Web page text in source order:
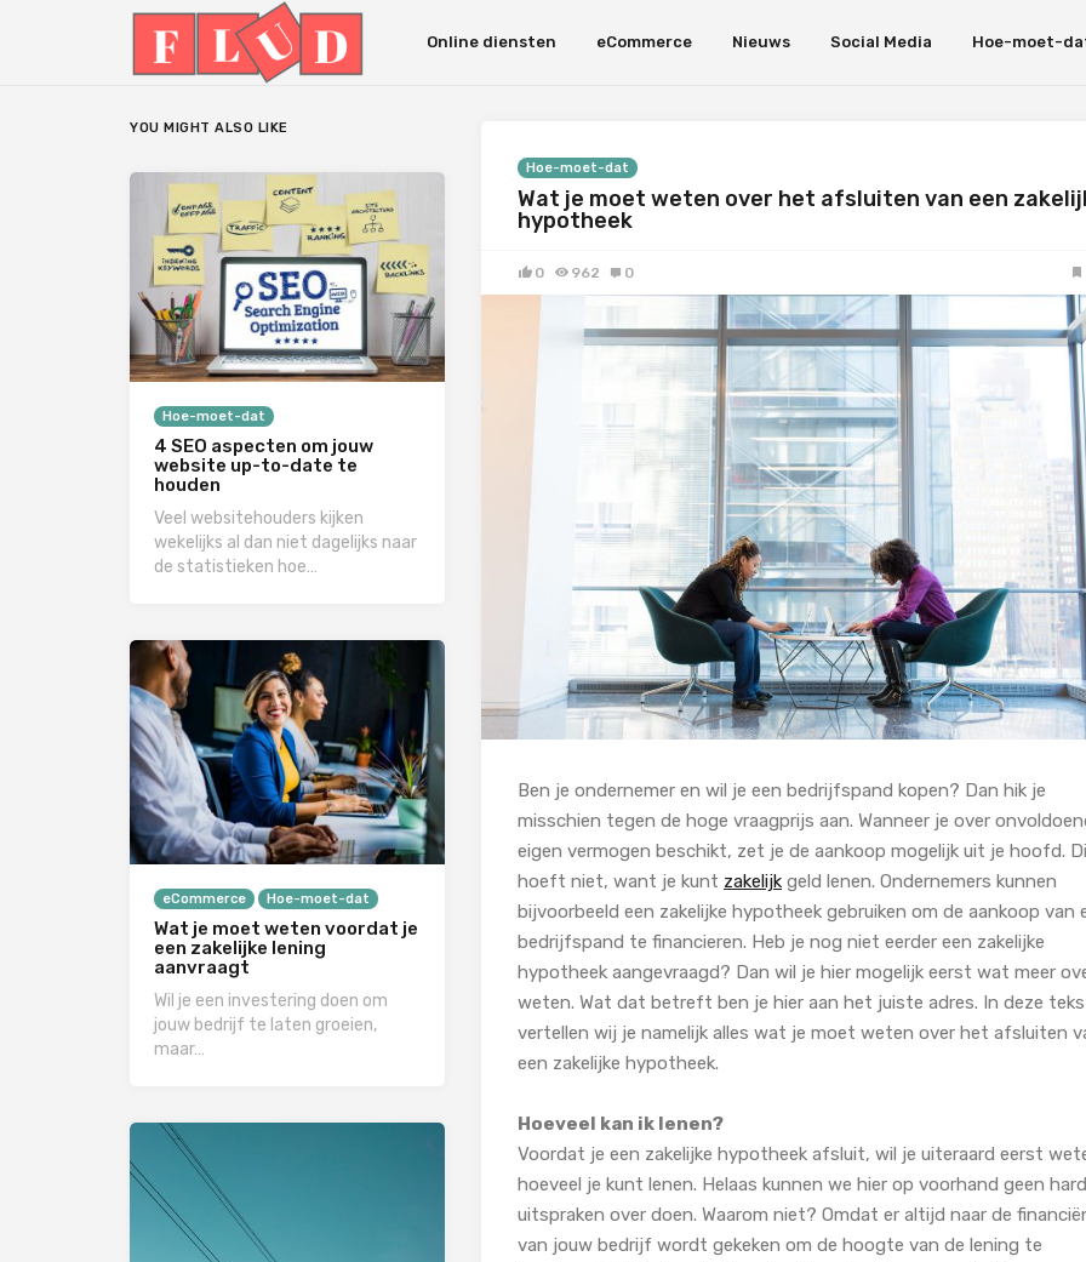
Online diensten eCommerce Nieuws Social Media Hoe-moet-
Hoe-moet-dat
Wat je moet weten over het afsluiten van een
hypotheek
0 962 0
Ben je ondernemer en wil je een bedrijfspand kopen? Dan hik je
misschien tegen de hoge vraagprijs aan. Wanneer je over
eigen vermogen beschikt, zet je de aankoop mogelijk uit je hoofd.
hoeft niet, want je kunt zakelijk geld lenen. Ondernemers kunnen
bijvoorbeeld een zakelijke hypotheek gebruiken om de aankoop van
bedrijfspand te financieren. Heb je nog niet eerder een zakelijke
hypotheek aangevraagd? Dan wil je hier mogelijk eerst wat meer
weten. Wat dat betreft ben je hier aan het juiste adres. In deze
vertellen wij je namelijk alles wat je moet weten over het afsluiten
een zakelijke hypotheek.
Hoeveel kan ik lenen?
Voordat je een zakelijke hypotheek afsluit, wil je uiteraard eerst
hoeveel je kunt lenen. Helaas kunnen we hier op voorhand geen
uitspraken over doen. Waarom niet? Omdat er altijd naar de
van jouw bedrijf wordt gekeken om de hoogte van de lening te
YOU MIGHT ALSO LIKE
Hoe-moet-dat
4 SEO aspecten om jouw
website up-to-date te
houden
Veel websitehouders kijken
wekelijks al dan niet dagelijks naar
de statistieken hoe…
eCommerce Hoe-moet-dat
Wat je moet weten voordat je
een zakelijke lening
aanvraagt
Wil je een investering doen om
jouw bedrijf te laten groeien,
maar…